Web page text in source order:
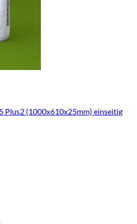
Plus2 (1000x610x25mm) einseitig